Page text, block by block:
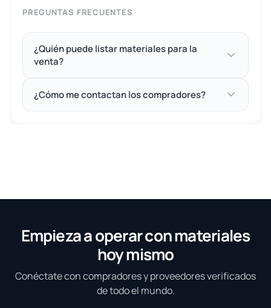
PREGUNTAS FRECUENTES
¿Quién puede listar materiales para la
venta?
¿Cómo me contactan los compradores?
Empieza a operar con materiales
hoy mismo
Conéctate con compradores y proveedores verificados
de todo el mundo.